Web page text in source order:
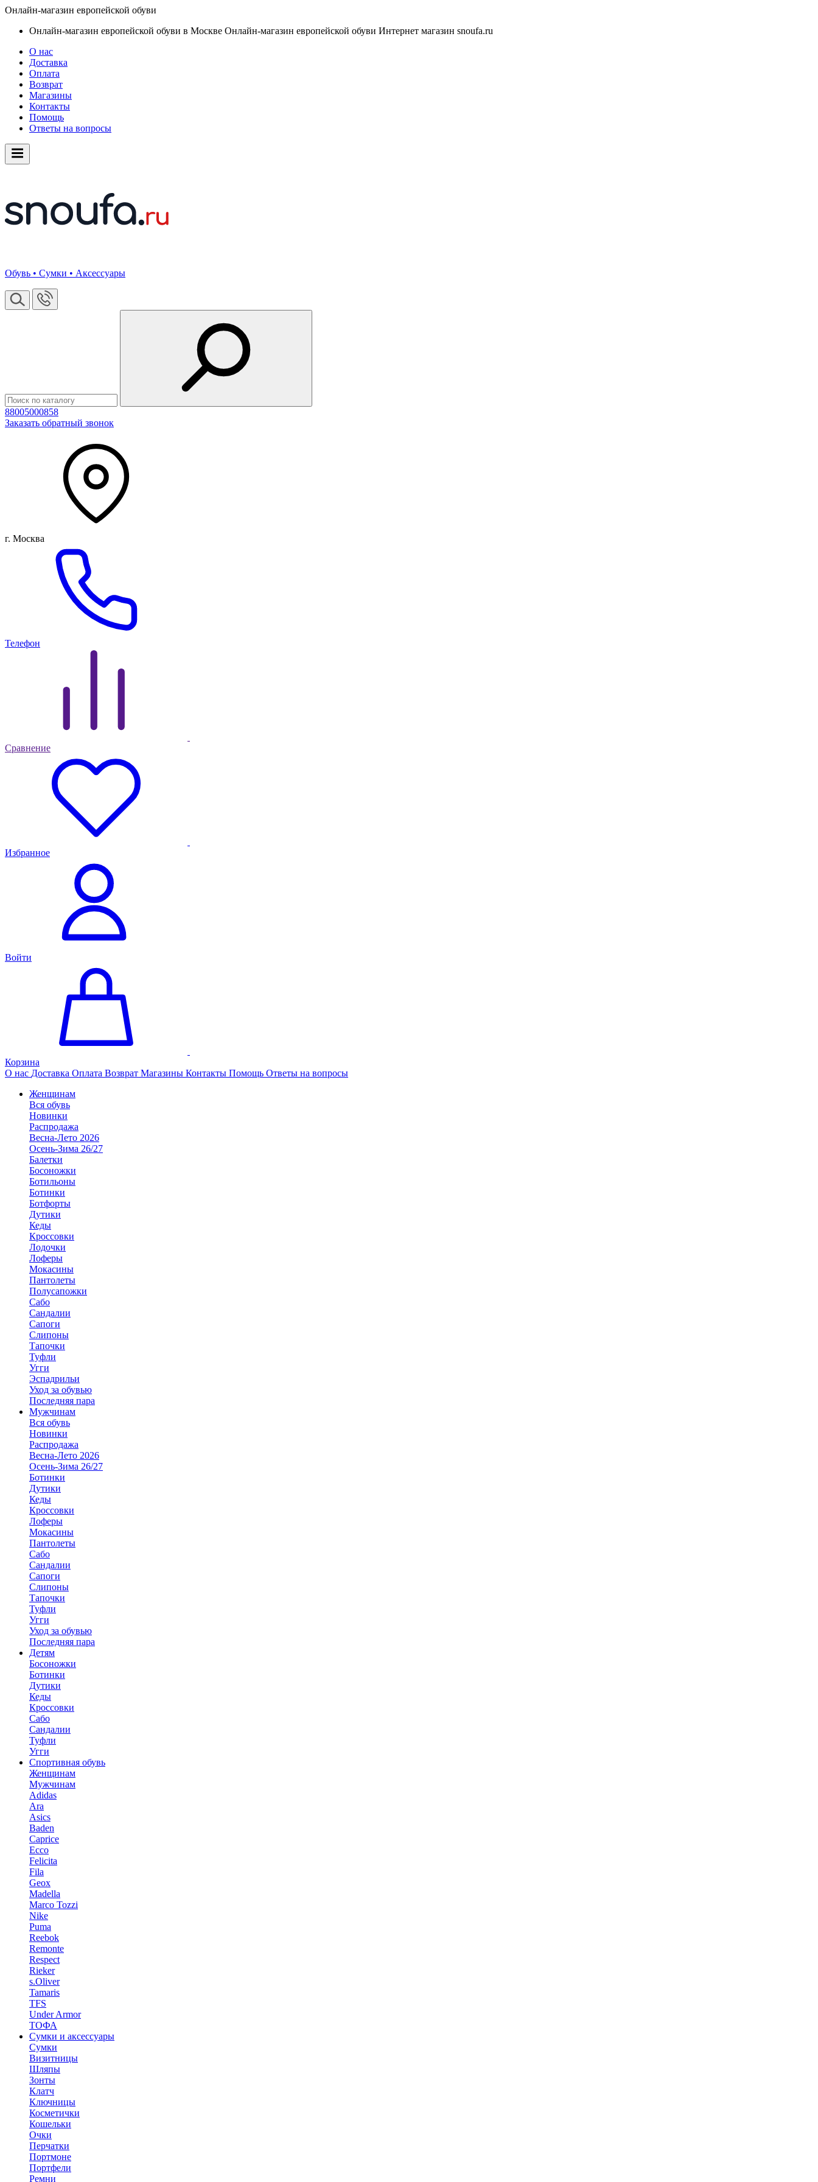
Онлайн-магазин европейской обуви
Онлайн-магазин европейской обуви в Москве Онлайн-магазин европейской обуви Интернет магазин snoufa.ru
О нас
Доставка
Оплата
Возврат
Магазины
Контакты
Помощь
Ответы на вопросы
Обувь • Сумки • Аксессуары
88005000858
Заказать обратный звонок
г. Москва
Телефон
Сравнение
Избранное
Войти
Корзина
О нас Доставка Оплата Возврат Магазины Контакты Помощь Ответы на вопросы
Женщинам
Вся обувь
Новинки
Распродажа
Весна-Лето 2026
Осень-Зима 26/27
Балетки
Босоножки
Ботильоны
Ботинки
Ботфорты
Дутики
Кеды
Кроссовки
Лодочки
Лоферы
Мокасины
Пантолеты
Полусапожки
Сабо
Сандалии
Сапоги
Слипоны
Тапочки
Туфли
Угги
Эспадрильи
Уход за обувью
Последняя пара
Мужчинам
Вся обувь
Новинки
Распродажа
Весна-Лето 2026
Осень-Зима 26/27
Ботинки
Дутики
Кеды
Кроссовки
Лоферы
Мокасины
Пантолеты
Сабо
Сандалии
Сапоги
Слипоны
Тапочки
Туфли
Угги
Уход за обувью
Последняя пара
Детям
Босоножки
Ботинки
Дутики
Кеды
Кроссовки
Сабо
Сандалии
Туфли
Угги
Спортивная обувь
Женщинам
Мужчинам
Adidas
Ara
Asics
Baden
Caprice
Ecco
Felicita
Fila
Geox
Madella
Marco Tozzi
Nike
Puma
Reebok
Remonte
Respect
Rieker
s.Oliver
Tamaris
TFS
Under Armor
ТОФА
Сумки и аксессуары
Сумки
Визитницы
Шляпы
Зонты
Клатч
Ключницы
Косметички
Кошельки
Очки
Перчатки
Портмоне
Портфели
Ремни